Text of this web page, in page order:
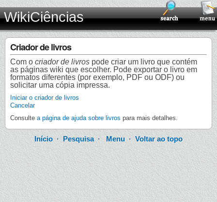
WikiCiências
Criador de livros
Com o criador de livros pode criar um livro que contém
as páginas wiki que escolher. Pode exportar o livro em
formatos diferentes (por exemplo, PDF ou ODF) ou
solicitar uma cópia impressa.
Iniciar o criador de livros
Cancelar
Consulte a página de ajuda sobre livros para mais detalhes.
Início· Pesquisa·Menu · Voltar ao topo